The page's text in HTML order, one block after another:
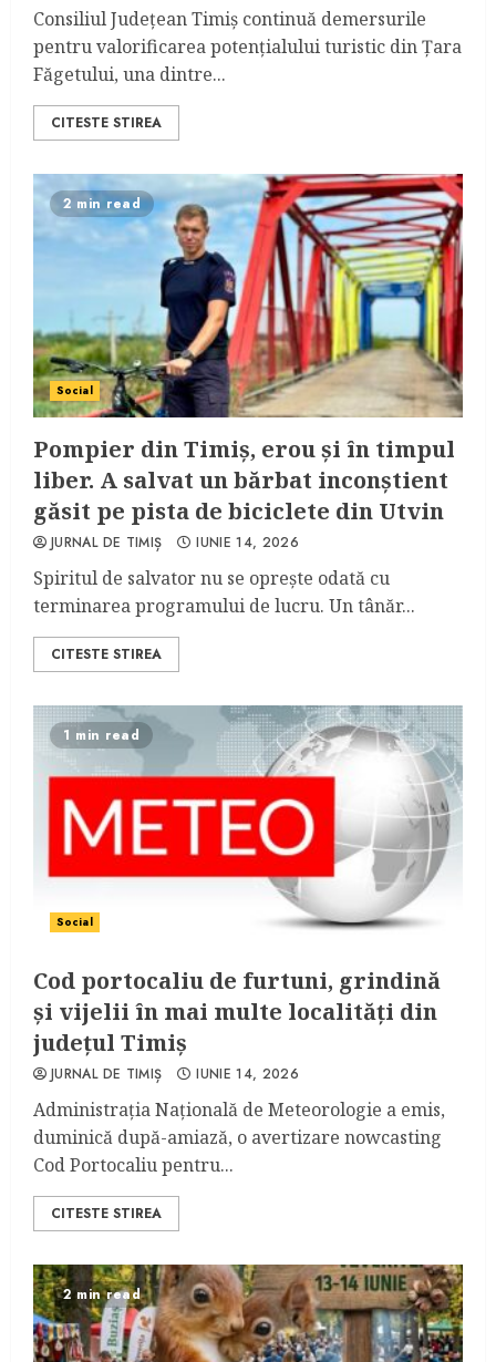
Consiliul Județean Timiș continuă demersurile
pentru valorificarea potențialului turistic din Țara
Făgetului, una dintre...
CITESTE STIREA
2 min read
Social
Pompier din Timiș, erou și în timpul
liber. A salvat un bărbat inconștient
găsit pe pista de biciclete din Utvin
JURNAL DE TIMIȘ IUNIE 14, 2026
Spiritul de salvator nu se oprește odată cu
terminarea programului de lucru. Un tânăr...
CITESTE STIREA
1 min read
Social
Cod portocaliu de furtuni, grindină
și vijelii în mai multe localități din
județul Timiș
JURNAL DE TIMIȘ IUNIE 14, 2026
Administrația Națională de Meteorologie a emis,
duminică după-amiază, o avertizare nowcasting
Cod Portocaliu pentru...
CITESTE STIREA
2 min read